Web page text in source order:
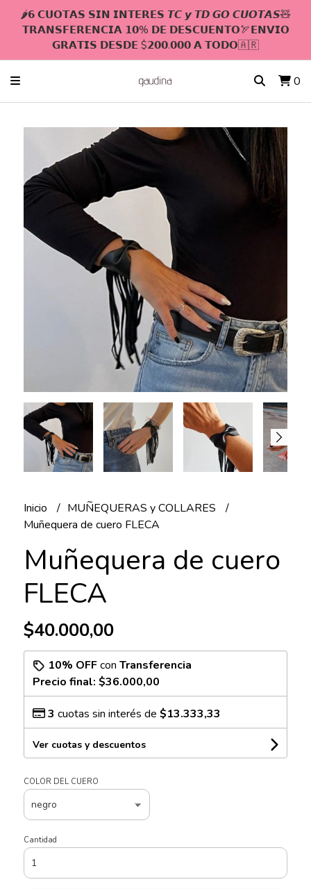
🌶𝟲 𝗖𝗨𝗢𝗧𝗔𝗦 𝗦𝗜𝗡 𝗜𝗡𝗧𝗘𝗥𝗘𝗦 𝙏𝘾 𝙮 𝙏𝘿 𝙂𝙊 𝘾𝙐𝙊𝙏𝘼𝙎🧸
𝗧𝗥𝗔𝗡𝗦𝗙𝗘𝗥𝗘𝗡𝗖𝗜𝗔 𝟭𝟬% 𝗗𝗘 𝗗𝗘𝗦𝗖𝗨𝗘𝗡𝗧𝗢🏹𝗘𝗡𝗩𝗜𝗢
𝗚𝗥𝗔𝗧𝗜𝗦 𝗗𝗘𝗦𝗗𝗘 $𝟮𝟬𝟬.𝟬𝟬𝟬 𝗔 𝗧𝗢𝗗𝗢🇦🇷
0
Inicio
MUÑEQUERAS y COLLARES
Muñequera de cuero FLECA
Muñequera de cuero
FLECA
$40.000,00
10% OFFcon Transferencia
Precio final: $36.000,00
3 cuotas sin interés de $13.333,33
Ver cuotas y descuentos
COLOR DEL CUERO
Cantidad